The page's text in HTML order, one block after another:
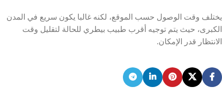
يختلف وقت الوصول حسب الموقع، لكنه غالبا يكون سريع في المدن
الكبرى، حيث يتم توجيه أقرب طبيب بيطري للحالة لتقليل وقت
الانتظار قدر الإمكان.